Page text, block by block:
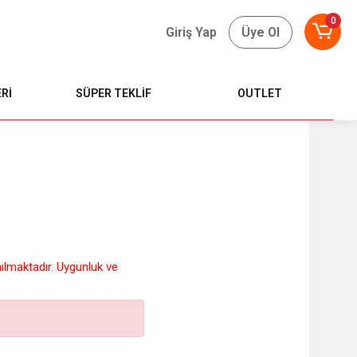
Giriş Yap Üye Ol
0
SÜPER TEKLİF OUTLET
Uygunluk ve